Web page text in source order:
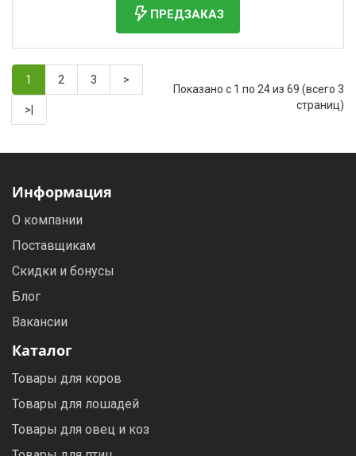
ПРЕДЗАКАЗ
1 2 3 >
>|
Показано с 1 по 24 из 69 (всего 3
страниц)
Информация
О компании
Поставщикам
Скидки и бонусы
Блог
Вакансии
Каталог
Товары для коров
Товары для лошадей
Товары для овец и коз